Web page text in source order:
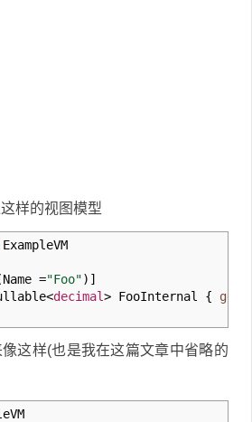
样的视图模型
ExampleVM
Name ="Foo") ]
<decimal> FooInternal { get
这样(也是我在这篇文章中省略的